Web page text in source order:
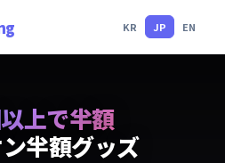
KR JP EN
上で半額
半額グッズ